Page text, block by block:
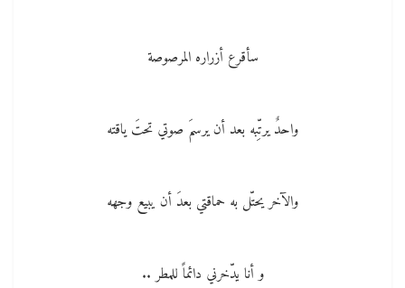
سأقرع أزراره المرصوصة
واحدٌ يرتِّبه بعد أن يرسمَ صوتي تحتَ ياقته
والآخر يحتّل به حماقتي بعدَ أن يبيع وجهه
و أنا يدّخرني دائماً للمطر ..